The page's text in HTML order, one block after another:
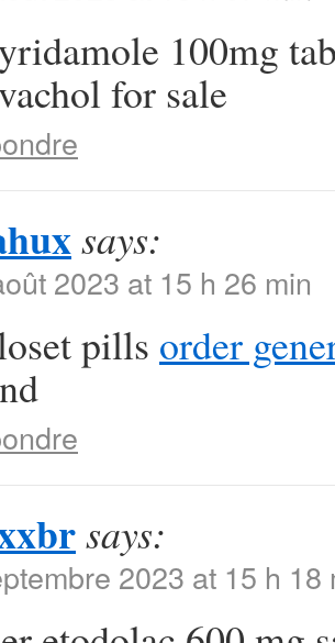
100mg
for sale
says:
2023 at 15 h 26 min
pills order
says:
2023 at 15 h 18